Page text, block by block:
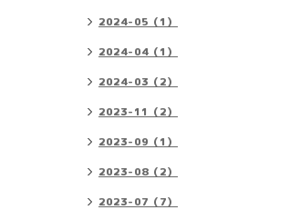
2024-05（1）
2024-04（1）
2024-03（2）
2023-11（2）
2023-09（1）
2023-08（2）
2023-07（7）